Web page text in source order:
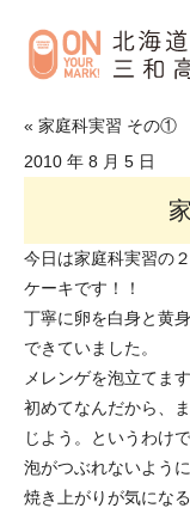
« 家庭科実習 その①
2010 年 8 月 5 日
今日は家庭科実習の
ケーキです！！
丁寧に卵を白身と黄
できていました。
メレンゲを泡立てま
初めてなんだから、
じよう。というわけで
泡がつぶれないよう
焼き上がりが気にな